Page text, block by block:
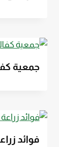
جمعية
فوائد